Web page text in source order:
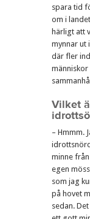
spara tid
om i
härligt att
mynnar ut
där fler
Vilket
– Hmmm.
minne
egen
som jag
på hovet
sedan.